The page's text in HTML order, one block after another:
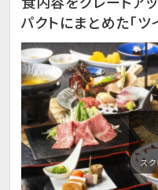
パクトにまとめた「ツ
ス